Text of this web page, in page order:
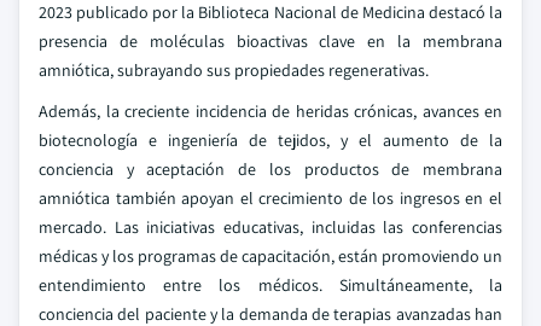
2023 publicado por la Biblioteca Nacional de Medicina destacó la
presencia de moléculas bioactivas clave en la membrana
amniótica, subrayando sus propiedades regenerativas.
Además, la creciente incidencia de heridas crónicas, avances en
biotecnología e ingeniería de tejidos, y el aumento de la
conciencia y aceptación de los productos de membrana
amniótica también apoyan el crecimiento de los ingresos en el
mercado. Las iniciativas educativas, incluidas las conferencias
médicas y los programas de capacitación, están promoviendo un
entendimiento entre los médicos. Simultáneamente, la
conciencia del paciente y la demanda de terapias avanzadas han